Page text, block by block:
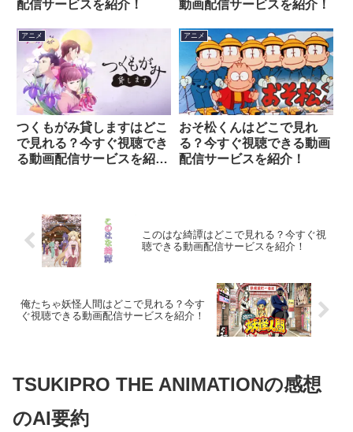
配信サービスを紹介！ 動画配信サービスを紹介！
アニメ
つくもがみ貸しますはどこ
で見れる？今すぐ視聴でき
る動画配信サービスを紹
アニメ
おそ松くんはどこで見れ
る？今すぐ視聴できる動画
配信サービスを紹介！
このはな綺譚はどこで見れる？今すぐ視
聴できる動画配信サービスを紹介！
俺たちゃ妖怪人間はどこで見れる？今す
ぐ視聴できる動画配信サービスを紹介！
TSUKIPRO THE ANIMATIONの感想
のAI要約